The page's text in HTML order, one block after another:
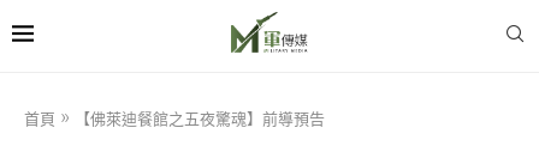
首頁 » 【佛萊迪餐館之五夜驚魂】前導預告